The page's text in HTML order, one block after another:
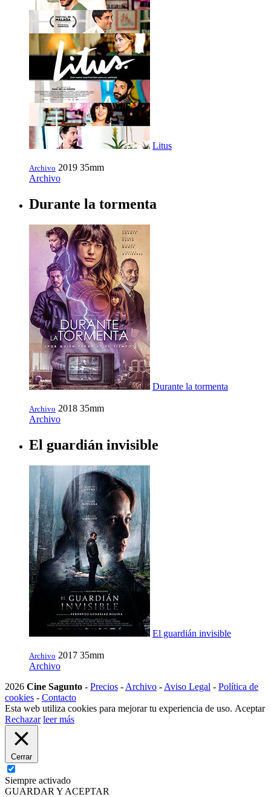
Litus
Archivo 2019 35mm
Archivo
Durante la tormenta
Durante la tormenta
Archivo 2018 35mm
Archivo
El guardián invisible
El guardián invisible
Archivo 2017 35mm
Archivo
2026 Cine Sagunto - Precios - Archivo - Aviso Legal - Política de
cookies - Contacto
Esta web utiliza cookies para mejorar tu experiencia de uso. Aceptar
Rechazar leer más
Cerrar
Siempre activado
GUARDAR Y ACEPTAR